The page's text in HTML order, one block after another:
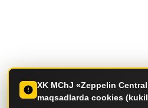
XK MChJ «Zeppelin
maqsadlarda cookies